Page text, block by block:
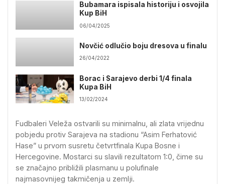
Bubamara ispisala historiju i osvojila
Kup BiH
06/04/2025
Novčić odlučio boju dresova u finalu
26/04/2022
Borac i Sarajevo derbi 1/4 finala
Kupa BiH
13/02/2024
Fudbaleri Veleža ostvarili su minimalnu, ali zlata vrijednu
pobjedu protiv Sarajeva na stadionu “Asim Ferhatović
Hase” u prvom susretu četvrtfinala Kupa Bosne i
Hercegovine. Mostarci su slavili rezultatom 1:0, čime su
se značajno približili plasmanu u polufinale
najmasovnijeg takmičenja u zemlji.